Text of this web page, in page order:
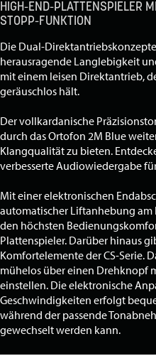
HIGH-END-PLATTENSPIELER
STOPP-FUNKTION
Die Dual-
herausragende Langlebigkeit
mit einem leisen Direktantrieb,
geräuschlos hält.
Der vollkardanische
durch das Ortofon 2M Blue
Klangqualität zu bieten.
verbesserte Audiowiedergabe
Mit einer elektronischen
automatischer Liftanhebung am
den höchsten
Plattenspieler. Darüber hinaus
Komfortelemente der CS-Serie.
mühelos über einen Drehknopf
einstellen. Die elektronische
Geschwindigkeiten erfolgt
während der passende
gewechselt werden kann.